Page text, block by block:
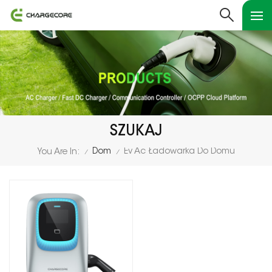
SZUKAJ
You Are In: / Dom / Ev Ac Ładowarka Do Domu